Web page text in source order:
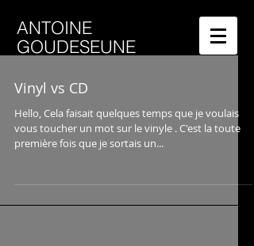
ANTOINE
GOUDESEUNE
Vinyl vs CD
Hello, Cela faisait quelques temps que je voulais
vous toucher un mot sur le vinyle . C'est la toute
première fois que je sortais un...